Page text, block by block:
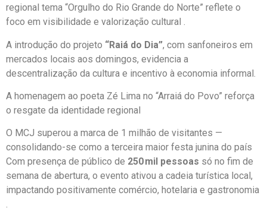
regional tema “Orgulho do Rio Grande do Norte” reflete o
foco em visibilidade e valorização cultural .
A introdução do projeto “Raiá do Dia”, com sanfoneiros em
mercados locais aos domingos, evidencia a
descentralização da cultura e incentivo à economia informal.
A homenagem ao poeta Zé Lima no “Arraiá do Povo” reforça
o resgate da identidade regional
O MCJ superou a marca de 1 milhão de visitantes —
consolidando-se como a terceira maior festa junina do país
Com presença de público de 250 mil pessoas só no fim de
semana de abertura, o evento ativou a cadeia turística local,
impactando positivamente comércio, hotelaria e gastronomia
.